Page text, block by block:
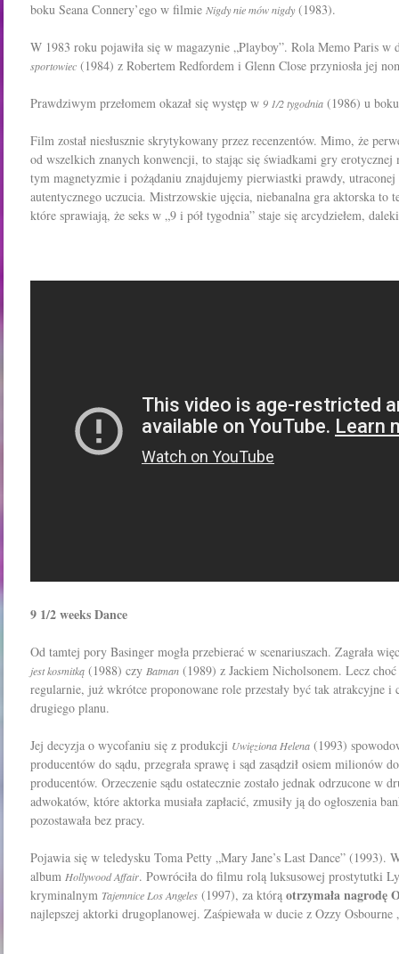
boku Seana Connery’ego w filmie Nigdy nie mów nigdy(1983).
W 1983 roku pojawiła się w magazynie „Playboy”. Rola Memo Paris
sportowiec (1984) z Robertem Redfordem i Glenn Close przyniosła jej
Prawdziwym przełomem okazał się występ w 9 1/2 tygodnia (1986) u
Film został niesłusznie skrytykowany przez recenzentów. Mimo, że
od wszelkich znanych konwencji, to stając się świadkami gry
tym magnetyzmie i pożądaniu znajdujemy pierwiastki prawdy,
autentycznego uczucia. Mistrzowskie ujęcia, niebanalna gra aktorska to
które sprawiają, że seks w „9 i pół tygodnia” staje się arcydziełem,
9 1/2 weeks Dance
Od tamtej pory Basinger mogła przebierać w scenariuszach. Zagrała
jest kosmitką (1988) czy Batman (1989) z Jackiem Nicholsonem. Lecz choć
regularnie, już wkrótce proponowane role przestały być tak atrakcyjne i
drugiego planu.
Jej decyzja o wycofaniu się z produkcji Uwięziona Helena (1993)
producentów do sądu, przegrała sprawę i sąd zasądził osiem milionów
producentów. Orzeczenie sądu ostatecznie zostało jednak odrzucone w
adwokatów, które aktorka musiała zapłacić, zmusiły ją do ogłoszenia
pozostawała bez pracy.
Pojawia się w teledysku Toma Petty „Mary Jane’s Last Dance” (1993).
album Hollywood Affair. Powróciła do filmu rolą luksusowej prostytutki
kryminalnym Tajemnice Los Angeles (1997), za którą otrzymała nagrodę
najlepszej aktorki drugoplanowej. Zaśpiewała w ducie z Ozzy Osbourne